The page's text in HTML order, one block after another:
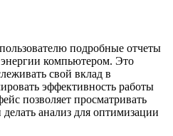
подробные отчеты
компьютером. Это
свой вклад в
эффективность работы
позволяет просматривать
анализ для оптимизации